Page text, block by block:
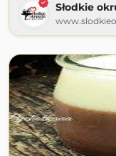
Słodkie